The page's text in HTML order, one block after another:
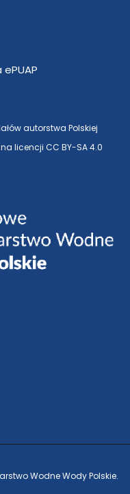
autorstwa Polskiej
licencji CC BY-SA 4.0
Wodne Wody Polskie.